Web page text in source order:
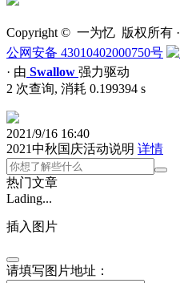
Copyright © 一为忆 版权所有 ·
公网安备 43010402000750号
· 由 Swallow 强力驱动
2 次查询, 消耗 0.199394 s
2021/9/16 16:40
2021中秋国庆活动说明 详情
热门文章
Lading...
插入图片
请填写图片地址：